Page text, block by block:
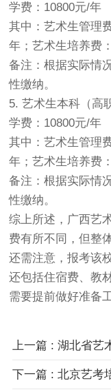
学费：10800元/年
其中：艺术生管理
年；艺术生培养费
备注：根据实际情
性缴纳。
5. 艺术生本科（高
学费：10800元/年
其中：艺术生管理
年；艺术生培养费
备注：根据实际情
性缴纳。
综上所述，广西艺
费有所不同，但整
还需注意，报考该
还包括住宿费、教
需要提前做好准备
上一篇 : 湖北省艺